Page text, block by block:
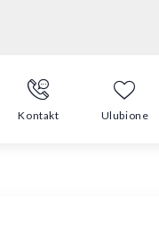
Kontakt Ulubione